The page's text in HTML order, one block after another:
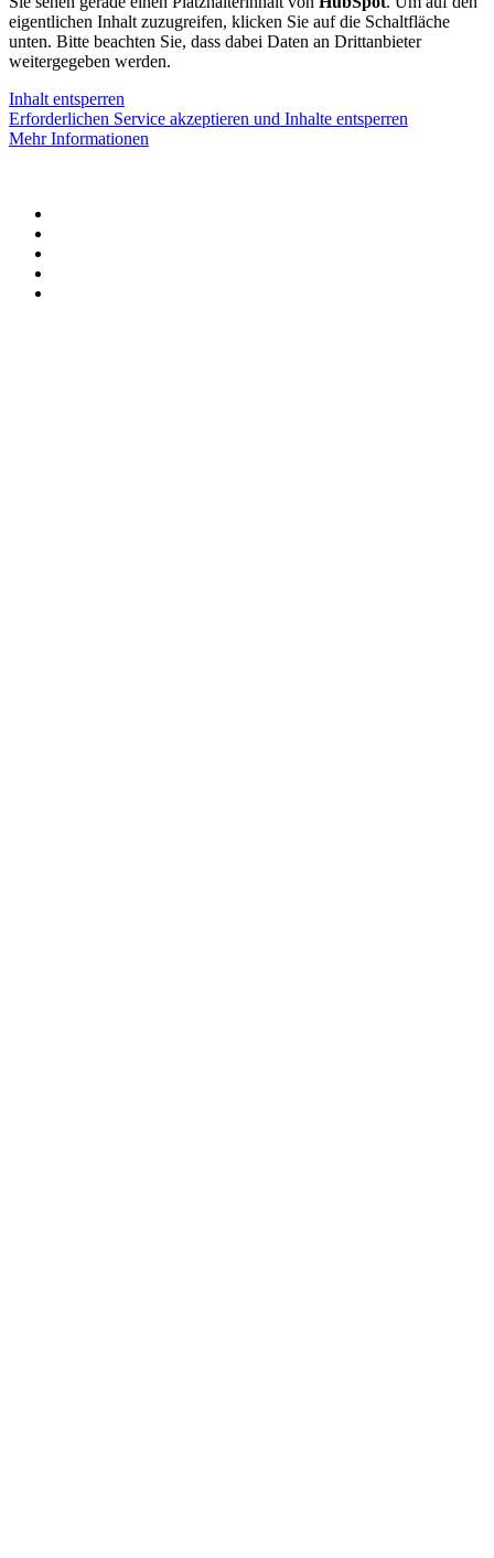
eigentlichen Inhalt zuzugreifen, klicken Sie auf die Schaltfläche
unten. Bitte beachten Sie, dass dabei Daten an Drittanbieter
weitergegeben werden.
Inhalt entsperren
Erforderlichen Service akzeptieren und Inhalte entsperren
Mehr Informationen